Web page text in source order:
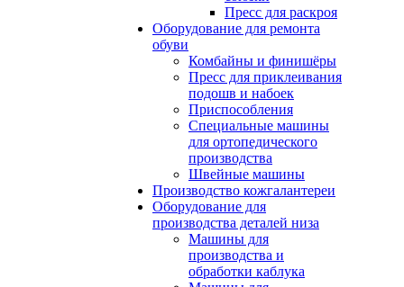
Пресс для раскроя
Оборудование для ремонта
обуви
Комбайны и финишёры
Пресс для приклеивания
подошв и набоек
Приспособления
Специальные машины
для ортопедического
производства
Швейные машины
Производство кожгалантереи
Оборудование для
производства деталей низа
Машины для
производства и
обработки каблука